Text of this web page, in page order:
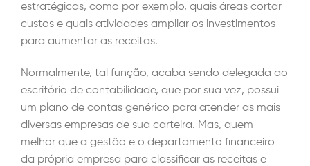
estratégicas, como por exemplo, quais áreas cortar
custos e quais atividades ampliar os investimentos
para aumentar as receitas.
Normalmente, tal função, acaba sendo delegada ao
escritório de contabilidade, que por sua vez, possui
um plano de contas genérico para atender as mais
diversas empresas de sua carteira. Mas, quem
melhor que a gestão e o departamento financeiro
da própria empresa para classificar as receitas e